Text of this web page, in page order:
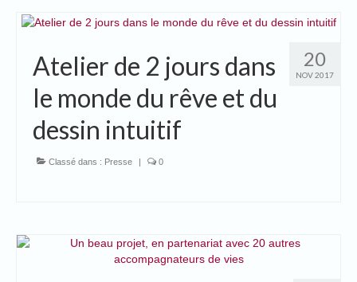
Musique !
Livre d’or
Peinture de l’âme avec Echosanté
Sur ma chaîne Youtube….
20
NOV 2017
Atelier de 2 jours dans
le monde du rêve et du
dessin intuitif
Classé dans : Presse | 0